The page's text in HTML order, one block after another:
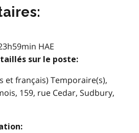
HAE
sur le poste:
et français) Temporaire(s),
159, rue Cedar, Sudbury,